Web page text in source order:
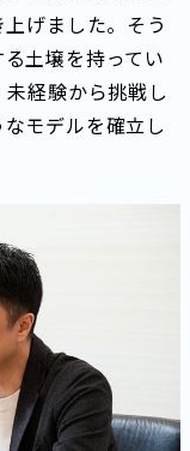
げました。そう
土壌を持ってい
経験から挑戦し
モデルを確立し